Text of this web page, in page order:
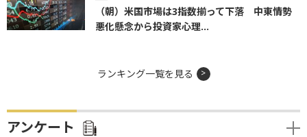
（朝）米国市場は3指数揃って下落 中東情勢
悪化懸念から投資家心理...
ランキング一覧を見る
アンケート